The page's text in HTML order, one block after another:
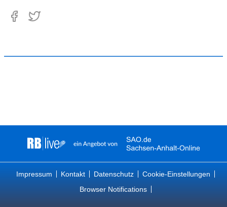
Impressum Kontakt Datenschutz
Cookie-Einstellungen
Browser Notifications